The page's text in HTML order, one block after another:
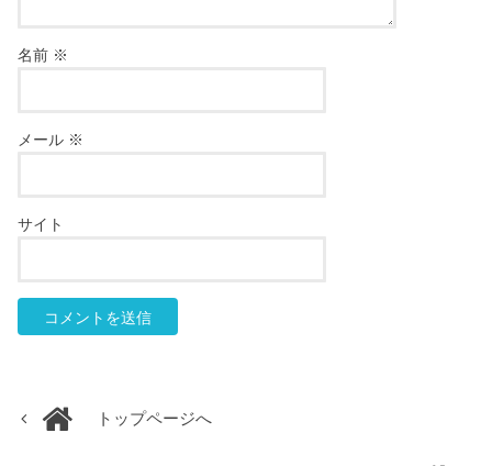
名前 ※
メール ※
サイト
トップページへ